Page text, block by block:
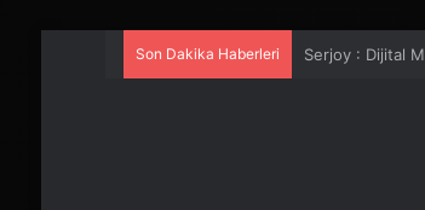
Son Dakika Haberleri UETDS Nedir ?